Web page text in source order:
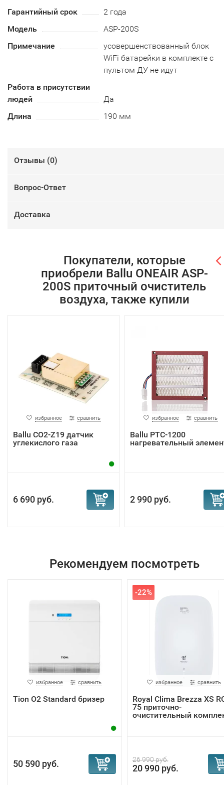
Гарантийный срок
2 года
Модель
ASP-200S
Примечание
усовершенствованный блок
WiFi батарейки в комплекте с
пультом ДУ не идут
Работа в присутствии
людей
Да
Длина
190 мм
Отзывы (0)
Вопрос-Ответ
Доставка
Покупатели, которые
приобрели Ballu ONEAIR ASP-
200S приточный очиститель
воздуха, также купили
избранное сравнить
Ballu CO2-Z19 датчик
углекислого газа
6 690 руб.
избранное сравнить
Ballu PTC-1200
нагревательный
2 990 руб.
Рекомендуем посмотреть
избранное сравнить
Tion О2 Standard бризер
50 590 руб.
-22%
избранное сравнить
Royal Clima Brezza XS
75 приточно-
очистительный
26 990 руб.
20 990 руб.